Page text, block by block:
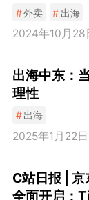
#外卖 # 出海
2024年10月28
出海中东：
理性
#出海
2025年1月22日
C站日报 |
全面开启；